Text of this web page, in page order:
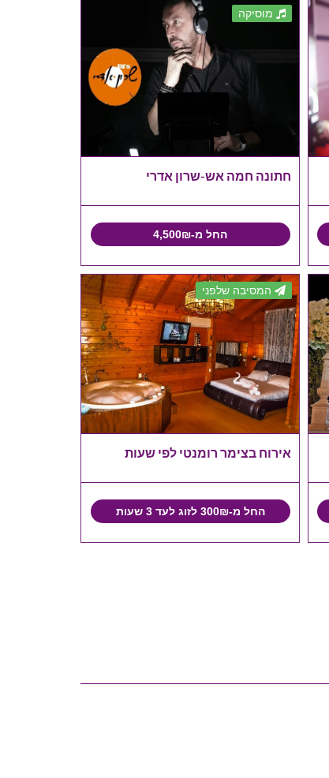
מוסיקה
חתונה חמה אש-שרון אדרי
החל מ-4,500₪
המסיבה שלפני
אירוח בצימר רומנטי לפי שעות
החל מ-300₪ לזוג לעד 3 שעות